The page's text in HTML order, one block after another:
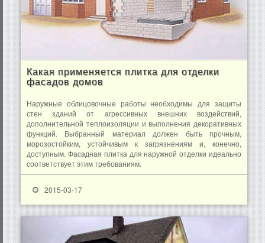
Какая применяется плитка для отделки
фасадов домов
Наружные облицовочные работы необходимы для защиты
стен зданий от агрессивных внешних воздействий,
дополнительной теплоизоляции и выполнения декоративных
функций. Выбранный материал должен быть прочным,
морозостойким, устойчивым к загрязнениям и, конечно,
доступным. Фасадная плитка для наружной отделки идеально
соответствует этим требованиям.
2015-03-17